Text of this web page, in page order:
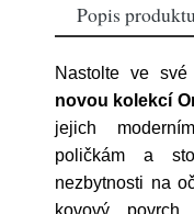
Popis
Nastolte ve
novou kolekcí
jejich
poličkám a
nezbytnosti na
kovový